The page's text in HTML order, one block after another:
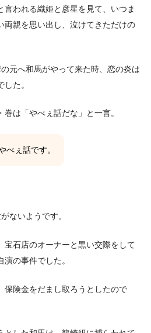
われる織姫と彦星を見て、いつま
両親を思い出し、泣けてきただけの
元へ和馬がやって来た時、恋の炎は
た。
は「やべぇ話だな」と一言。
べぇ話です。
ないようです。
宝石店のオーナーと黒い交際をして
の事件でした。
保険金をだまし取ろうとしたので